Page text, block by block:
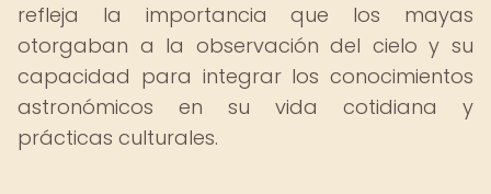
refleja la importancia que los mayas
otorgaban a la observación del cielo y su
capacidad para integrar los conocimientos
astronómicos en su vida cotidiana y
prácticas culturales.